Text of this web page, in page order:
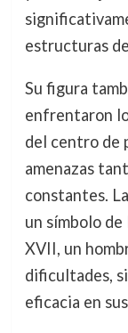
estructuras
Su figura
enfrentaron
del centro de
amenazas
constantes.
un símbolo
XVII, un
dificultades,
eficacia en